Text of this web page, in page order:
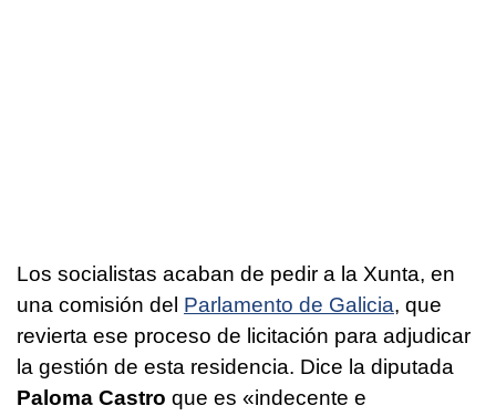
Los socialistas acaban de pedir a la Xunta, en
una comisión del Parlamento de Galicia, que
revierta ese proceso de licitación para adjudicar
la gestión de esta residencia. Dice la diputada
Paloma Castro que es «indecente e